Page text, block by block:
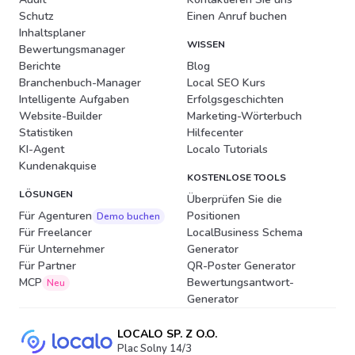
Schutz
Inhaltsplaner
Bewertungsmanager
Berichte
Branchenbuch-Manager
Intelligente Aufgaben
Website-Builder
Statistiken
KI-Agent
Kundenakquise
LÖSUNGEN
Für Agenturen Demo buchen
Für Freelancer
Für Unternehmer
Für Partner
MCP Neu
Einen Anruf buchen
WISSEN
Blog
Local SEO Kurs
Erfolgsgeschichten
Marketing-Wörterbuch
Hilfecenter
Localo Tutorials
KOSTENLOSE TOOLS
Überprüfen Sie die
Positionen
LocalBusiness Schema
Generator
QR-Poster Generator
Bewertungsantwort-
Generator
LOCALO SP. Z O.O.
Plac Solny 14/3